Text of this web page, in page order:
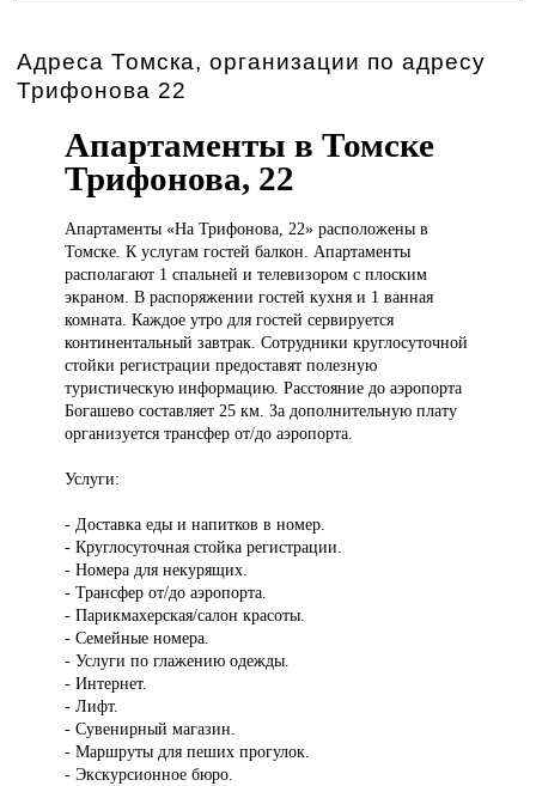
Адреса Томска, организации по адресу
Трифонова 22
Апартаменты в Томске
Трифонова, 22
Апартаменты «НаТрифонова, 22» расположены в
Томске. К услугам гостей балкон. Апартаменты
располагают 1 спальней и телевизором с плоским
экраном. В распоряжении гостей кухня и 1 ванная
комната. Каждое утро для гостей сервируется
континентальный завтрак. Сотрудники круглосуточной
стойки регистрации предоставят полезную
туристическую информацию. Расстояние до аэропорта
Богашево составляет 25 км. За дополнительную плату
организуется трансфер от/до аэропорта.
Услуги:
- Доставка еды и напитков в номер.
- Круглосуточная стойка регистрации.
- Номера для некурящих.
- Трансфер от/до аэропорта.
- Парикмахерская/салон красоты.
- Семейные номера.
- Услуги по глажению одежды.
- Интернет.
- Лифт.
- Сувенирный магазин.
- Маршруты для пеших прогулок.
- Экскурсионное бюро.